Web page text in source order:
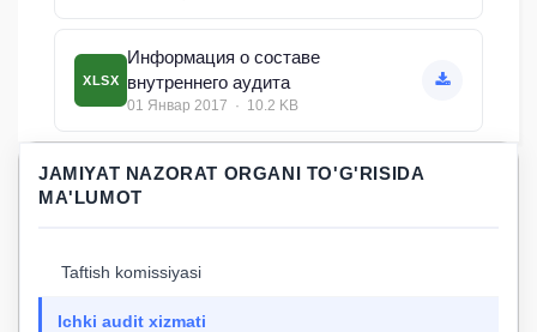
XLSX
Информация о составе
внутреннего аудита
01 Январ 2017 · 10.2 KB
JAMIYAT NAZORAT ORGANI TO'G'RISIDA
MA'LUMOT
Taftish komissiyasi
Ichki audit xizmati